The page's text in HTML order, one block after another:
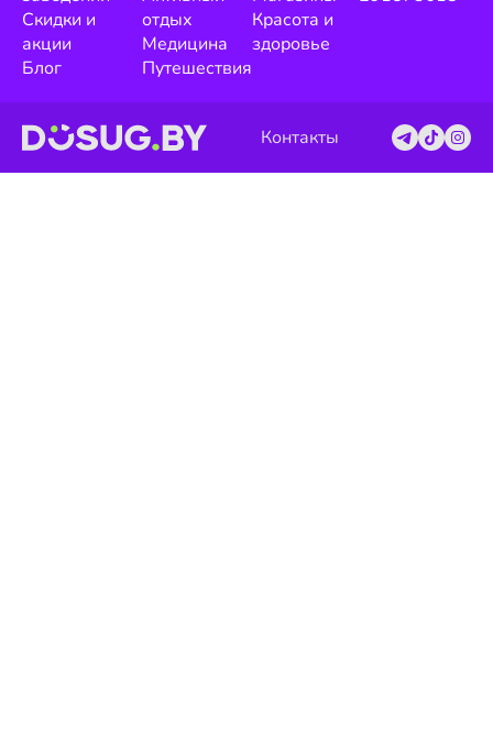
Скидки и
акции
Блог
отдых
Медицина
Путешествия
Красота и
здоровье
Контакты